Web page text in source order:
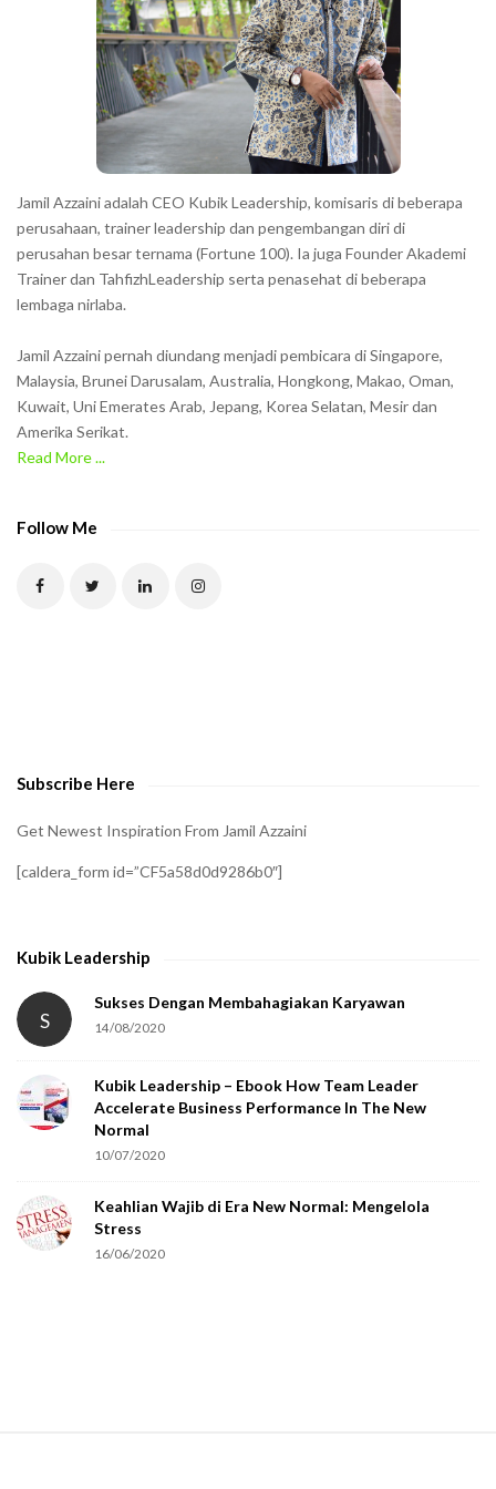
Jamil Azzaini adalah CEO Kubik Leadership, komisaris di beberapa
perusahaan, trainer leadership dan pengembangan diri di
perusahan besar ternama (Fortune 100). Ia juga Founder Akademi
Trainer dan TahfizhLeadership serta penasehat di beberapa
lembaga nirlaba.
Jamil Azzaini pernah diundang menjadi pembicara di Singapore,
Malaysia, Brunei Darusalam, Australia, Hongkong, Makao, Oman,
Kuwait, Uni Emerates Arab, Jepang, Korea Selatan, Mesir dan
Amerika Serikat.
Read More ...
Follow Me
Subscribe Here
Get Newest Inspiration From Jamil Azzaini
[caldera_form id=”CF5a58d0d9286b0″]
Kubik Leadership
S
Sukses Dengan Membahagiakan Karyawan
14/08/2020
Kubik Leadership – Ebook How Team Leader
Accelerate Business Performance In The New
Normal
10/07/2020
Keahlian Wajib di Era New Normal: Mengelola
Stress
16/06/2020